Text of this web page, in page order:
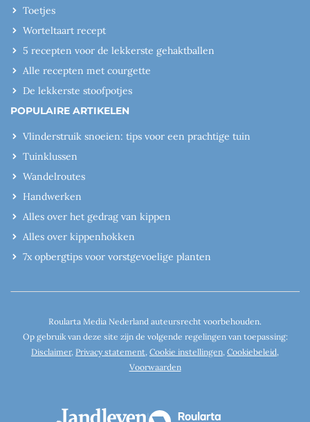
Toetjes
Worteltaart recept
5 recepten voor de lekkerste gehaktballen
Alle recepten met courgette
De lekkerste stoofpotjes
POPULAIRE ARTIKELEN
Vlinderstruik snoeien: tips voor een prachtige tuin
Tuinklussen
Wandelroutes
Handwerken
Alles over het gedrag van kippen
Alles over kippenhokken
7x opbergtips voor vorstgevoelige planten
Roularta Media Nederland auteursrecht voorbehouden.
Op gebruik van deze site zijn de volgende regelingen van toepassing:
Disclaimer, Privacy statement, Cookie instellingen, Cookiebeleid,
Voorwaarden